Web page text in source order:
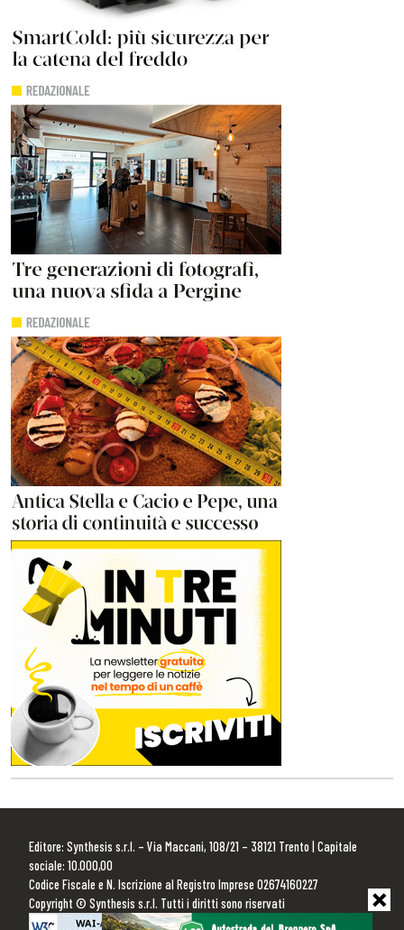
Editore: Synthesis s.r.l. – Via Maccani, 108/21 – 38121 Trento | Capitale
sociale: 10.000,00
Codice Fiscale e N. Iscrizione al Registro Imprese 02674160227
Copyright © Synthesis s.r.l. Tutti i diritti sono riservati